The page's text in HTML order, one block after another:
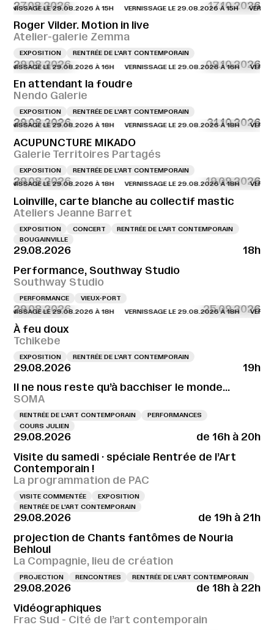
27.08.2026 17.10.2026
LE 29.08.2026 À 15H VERNISSAGE LE 29.08.2026 À 15H
Roger Vilder. Motion in live
Atelier-galerie Zemma
EXPOSITION RENTRÉE DE L'ART CONTEMPORAIN
29.08.2026 09.10.2026
LE 29.08.2026 À 16H VERNISSAGE LE 29.08.2026 À 16H
En attendant la foudre
Nendo Galerie
EXPOSITION RENTRÉE DE L'ART CONTEMPORAIN
29.08.2026 31.10.2026
LE 29.08.2026 À 18H VERNISSAGE LE 29.08.2026 À 18H
ACUPUNCTURE MIKADO
Galerie Territoires Partagés
EXPOSITION RENTRÉE DE L'ART CONTEMPORAIN
29.08.2026 19.09.2026
LE 29.08.2026 À 18H VERNISSAGE LE 29.08.2026 À 18H
Loinville, carte blanche au collectif mastic
Ateliers Jeanne Barret
EXPOSITION CONCERT
RENTRÉE DE L'ART CONTEMPORAIN
BOUGAINVILLE
29.08.2026
18h
Performance, Southway Studio
Southway Studio
PERFORMANCE VIEUX-PORT
29.08.2026 25.09.2026
LE 29.08.2026 À 18H VERNISSAGE LE 29.08.2026 À 18H
À feu doux
Tchikebe
EXPOSITION RENTRÉE DE L'ART CONTEMPORAIN
29.08.2026
19h
Il ne nous reste qu’à bacchiser le monde…
SOMA
RENTRÉE DE L'ART CONTEMPORAIN
PERFORMANCES
COURS JULIEN
29.08.2026
de 16h à 20h
Visite du samedi · spéciale Rentrée de l’Art
Contemporain !
La programmation de PAC
VISITE COMMENTÉE
EXPOSITION
RENTRÉE DE L'ART CONTEMPORAIN
29.08.2026
de 19h à 21h
projection de Chants fantômes de Nouria
Behloul
La Compagnie, lieu de création
PROJECTION RENCONTRES RENTRÉE DE L'ART CONTEMPORAIN
29.08.2026
de 18h à 22h
Vidéographiques
Frac Sud - Cité de l’art contemporain